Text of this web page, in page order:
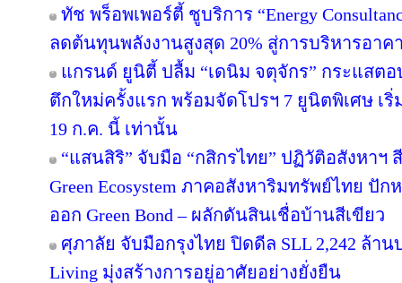
ทัช พร็อพเพอร์ตี้ ชูบริการ “Energy
ลดต้นทุนพลังงานสูงสุด 20% สู่การบริหารอาค
แกรนด์ ยูนิตี้ ปลื้ม “เดนิม จตุจักร” กระแสตอ
ตึกใหม่ครั้งแรก พร้อมจัดโปรฯ 7 ยูนิตพิเศษ เริ่
19 ก.ค. นี้ เท่านั้น
“แสนสิริ” จับมือ “กสิกรไทย” ปฏิวัติอสังหาฯ
Green Ecosystem ภาคอสังหาริมทรัพย์ไทย ปัก
ออก Green Bond – ผลักดันสินเชื่อบ้านสีเขียว
ศุภาลัย จับมือกรุงไทย ปิดดีล SLL 2,242 ล้าน
Living มุ่งสร้างการอยู่อาศัยอย่างยั่งยืน